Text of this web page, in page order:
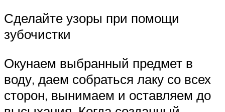
Сделайте узоры при помощи
зубочистки
Окунаем выбранный предмет в
воду, даем собраться лаку со всех
сторон, вынимаем и оставляем до